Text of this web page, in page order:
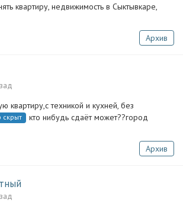
квартиру, недвижимость в Сыктывкаре,
Архив
квартиру,с техникой и кухней, без
скрыт
кто нибудь сдаёт может??город
Архив